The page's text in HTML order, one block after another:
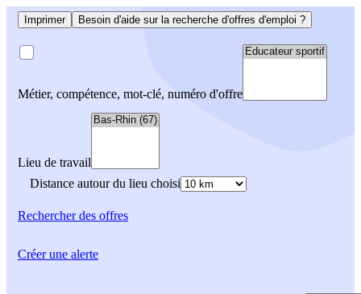
Imprimer Besoin d'aide sur la recherche d'offres d'emploi ?
Métier, compétence, mot-clé, numéro d'offre
Lieu de travail
Distance autour du lieu choisi
Rechercherdes offres
Créer une alerte